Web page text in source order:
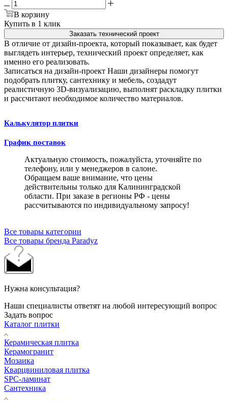
В корзину
Купить в 1 клик
Заказать технический проект
В отличие от дизайн-проекта, который показывает, как будет
выглядеть интерьер, технический проект определяет, как
именно его реализовать.
Записаться на дизайн-проект Наши дизайнеры помогут
подобрать плитку, сантехнику и мебель, создадут
реалистичную 3D-визуализацию, выполнят раскладку плитки
и рассчитают необходимое количество материалов.
Калькулятор плитки
График поставок
Актуальную стоимость, пожалуйста, уточняйте по
телефону, или у менеджеров в салоне.
Обращаем ваше внимание, что цены
действительны только для Калининградской
области. При заказе в регионы РФ - цены
рассчитываются по индивидуальному запросу!
Все товары категории
Все товары бренда Paradyz
Нужна консультация?
Наши специалисты ответят на любой интересующий вопрос
Задать вопрос
Каталог плитки
Керамическая плитка
Керамогранит
Мозаика
Кварцвиниловая плитка
SPC-ламинат
Сантехника